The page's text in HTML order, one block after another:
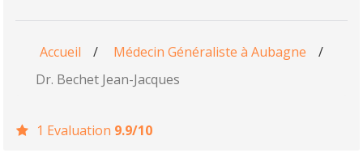
Accueil / Médecin Généraliste à Aubagne
/
Dr. Bechet Jean-Jacques
1 Evaluation 9.9/10